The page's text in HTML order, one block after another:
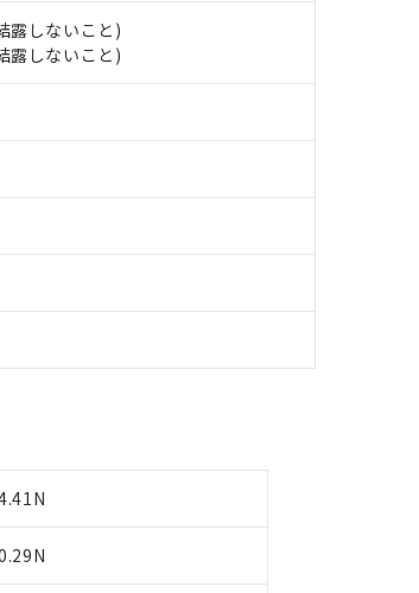
露しないこと)
露しないこと)
）
証明するもので、過去に遡って非含有を証明するも
ル類４物質の対応では、対応完了までの期間は出
記載しておりました。
完了していることから、特段のことがない限り、